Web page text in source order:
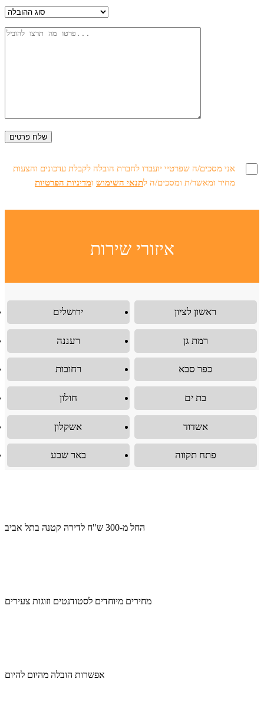
אני מסכים/ה שפרטיי יועברו לחברת הובלה לקבלת עדכונים והצעות
מחיר ומאשר/ת ומסכים/ה לתנאי השימוש ומדיניות הפרטיות
איזורי שירות
ירושלים ראשון לציון
רעננה רמת גן
רחובות כפר סבא
חולון בת ים
אשקלון אשדוד
באר שבע פתח תקווה
החל מ-300 ש"ח לדירה קטנה בתל אביב
מחירים מיוחדים לסטודנטים וזוגות צעירים
אפשרות הובלה מהיום להיום